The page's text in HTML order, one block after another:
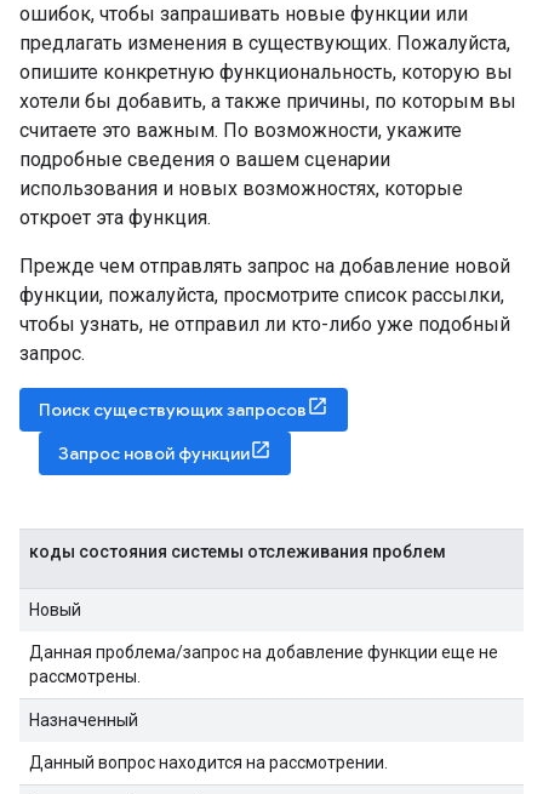
ошибок, чтобы запрашивать новые функции или
предлагать изменения в существующих. Пожалуйста,
опишите конкретную функциональность, которую вы
хотели бы добавить, а также причины, по которым вы
считаете это важным. По возможности, укажите
подробные сведения о вашем сценарии
использования и новых возможностях, которые
откроет эта функция.
Прежде чем отправлять запрос на добавление новой
функции, пожалуйста, просмотрите список рассылки,
чтобы узнать, не отправил ли кто-либо уже подобный
запрос.
Поиск существующих запросов
Запрос новой функции
коды состояния системы отслеживания проблем
Новый
Данная проблема/запрос на добавление функции еще не
рассмотрены.
Назначенный
Данный вопрос находится на рассмотрении.